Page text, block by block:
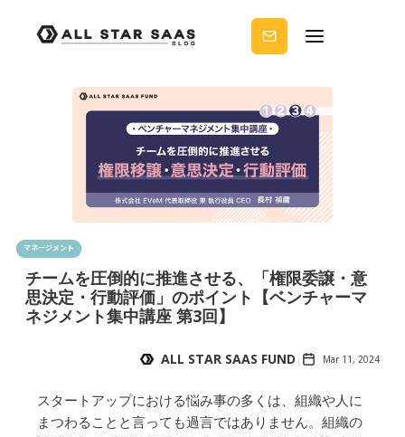
ノウ
ハウ
を受
りま
せん
か？
マネージメント
チームを圧倒的に推進させる、「権限委譲・意
思決定・行動評価」のポイント【ベンチャーマ
ネジメント集中講座 第3回】
ALL STAR SAAS FUND Mar 11, 2024
スタートアップにおける悩み事の多くは、組織や人に
まつわることと言っても過言ではありません。組織の